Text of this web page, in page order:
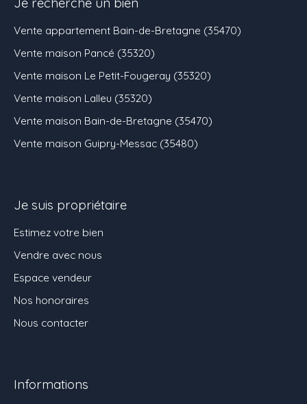
Vente appartement Bain-de-Bretagne (35470)
Vente maison Pancé (35320)
Vente maison Le Petit-Fougeray (35320)
Vente maison Lalleu (35320)
Vente maison Bain-de-Bretagne (35470)
Vente maison Guipry-Messac (35480)
Je suis propriétaire
Estimez votre bien
Vendre avec nous
Espace vendeur
Nos honoraires
Nous contacter
Informations